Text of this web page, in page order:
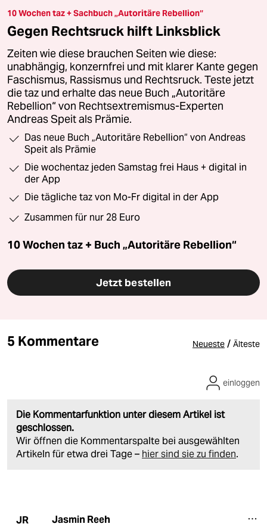
10 Wochen taz + Sachbuch „Autoritäre Rebellion“
Gegen Rechtsruck hilft Linksblick
Zeiten wie diese brauchen Seiten wie diese:
unabhängig, konzernfrei und mit klarer Kante gegen
Faschismus, Rassismus und Rechtsruck. Teste jetzt
die taz und erhalte das neue Buch „Autoritäre
Rebellion“ von Rechtsextremismus-Experten
Andreas Speit als Prämie.
Das neue Buch „Autoritäre Rebellion“ von Andreas
Speit als Prämie
Die wochentaz jeden Samstag frei Haus + digital in
der App
Die tägliche taz von Mo-Fr digital in der App
Zusammen für nur 28 Euro
10 Wochen taz + Buch „Autoritäre Rebellion“
Jetzt bestellen
5 Kommentare Neueste / Älteste
Die Kommentarfunktion unter diesem Artikel ist
geschlossen.
Wir öffnen die Kommentarspalte bei ausgewählten
Artikeln für etwa drei Tage – hier sind sie zu finden.
einloggen
JR Jasmin Reeh